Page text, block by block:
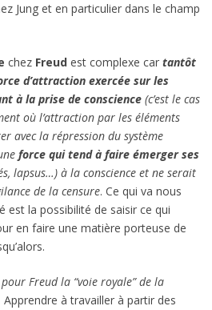
Jung et en particulier dans le champ
chez Freudest complexe car tantôt
d’attraction exercée sur les
à la prise de conscience (c’est le cas
où l’attraction par les éléments
avec la répression du système
force qui tend à faire émerger ses
lapsus…) à la conscience et ne serait
de la censure. Ce qui va nous
est la possibilité de saisir ce qui
en faire une matière porteuse de
Freud la “voie royale” de la
Apprendre à travailler à partir des